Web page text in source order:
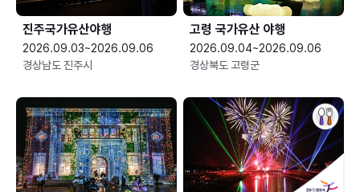
진주국가유산야행
2026.09.03~2026.09.06
경상남도 진주시
고령 국가유산 야행
2026.09.04~2026.09.06
경상북도 고령군